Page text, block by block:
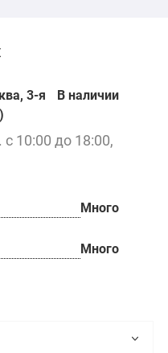
3-я
В наличии
10:00 до 18:00,
Много
Много